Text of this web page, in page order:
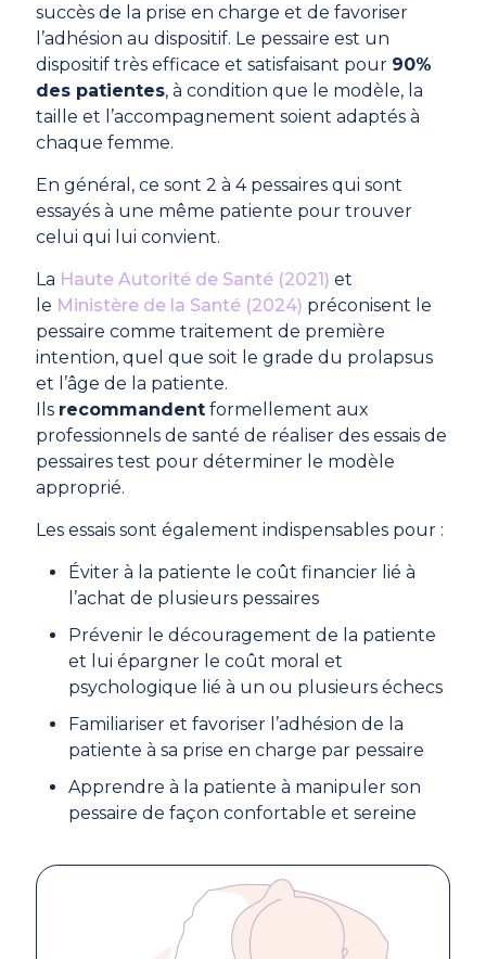
succès de la prise en charge et de favoriser
l’adhésion au dispositif. Le pessaire est un
dispositif très efficace et satisfaisant pour 90%
des patientes, à condition que le modèle, la
taille et l’accompagnement soient adaptés à
chaque femme.
En général, ce sont 2 à 4 pessaires qui sont
essayés à une même patiente pour trouver
celui qui lui convient.
La Haute Autorité de Santé (2021) et
le Ministère de la Santé (2024) préconisent le
pessaire comme traitement de première
intention, quel que soit le grade du prolapsus
et l’âge de la patiente.
Ils recommandent formellement aux
professionnels de santé de réaliser des essais de
pessaires test pour déterminer le modèle
approprié.
Les essais sont également indispensables pour :
Éviter à la patiente le coût financier lié à
l’achat de plusieurs pessaires
Prévenir le découragement de la patiente
et lui épargner le coût moral et
psychologique lié à un ou plusieurs échecs
Familiariser et favoriser l’adhésion de la
patiente à sa prise en charge par pessaire
Apprendre à la patiente à manipuler son
pessaire de façon confortable et sereine